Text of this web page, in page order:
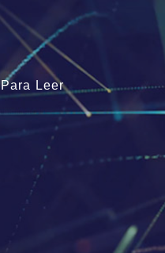
Leer